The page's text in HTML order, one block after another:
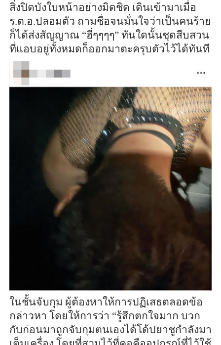
สิ่งปิดบังใบหน้าอย่างมิดชิด เดินเข้ามาเมื่อ
ร.ต.อ.ปลอมตัว ถามชื่อจนมั่นใจว่าเป็นคนร้าย
ก็ได้ส่งสัญญาณ “ฮี่ๆๆๆๆ” ทันใดนั้นชุดสืบสวน
ที่แอบอยู่ทั้งหมดก็ออกมาตะครุบตัวไว้ได้ทันที
ในชั้นจับกุม ผู้ต้องหาให้การปฏิเสธตลอดข้อ
กล่าวหา โดยให้การว่า “รู้สึกตกใจมาก บวก
กับก่อนมาถูกจับกุมตนเองได้โด้ปยาชูกำลังมา